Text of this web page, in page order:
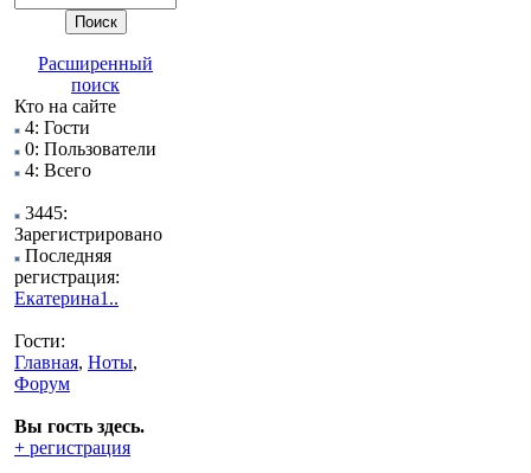
Расширенный
поиск
Кто на сайте
4: Гости
0: Пользователи
4: Всего
3445:
Зарегистрировано
Последняя
регистрация:
Екатерина1..
Гости:
Главная, Ноты,
Форум
Вы гость здесь.
+ регистрация